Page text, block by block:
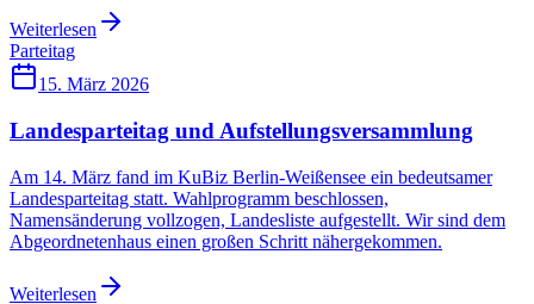
Weiterlesen
Parteitag
15. März 2026
Landesparteitag und Aufstellungsversammlung
Am 14. März fand im KuBiz Berlin-Weißensee ein bedeutsamer
Landesparteitag statt. Wahlprogramm beschlossen,
Namensänderung vollzogen, Landesliste aufgestellt. Wir sind dem
Abgeordnetenhaus einen großen Schritt nähergekommen.
Weiterlesen